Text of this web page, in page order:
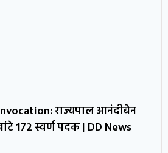
राज्यपाल आनंदीबेन
172 स्वर्ण पदक | DD News